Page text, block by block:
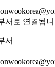
서로 연결됩니
서